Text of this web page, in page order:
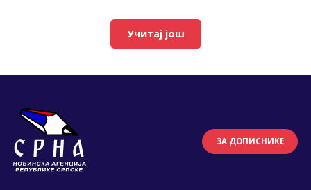
Учитај још
ЗА ДОПИСНИКЕ